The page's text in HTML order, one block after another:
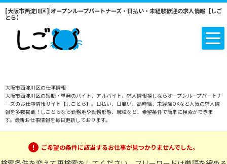
[大阪市西淀川区]|オープンループパートナーズ・日払い・未経験歓迎の求人情報【しご
とら】
大阪市西淀川区の仕事情報
大阪市西淀川区の短期・単発のバイト、アルバイト、求人情報探しならオープンループパートナ
ーズのお仕事情報サイト【しごとら】。日払い、日雇い、高時給、未経験OKなど人気の求人情
報を多数掲載！しごとらなら勤務地や勤務形態、職種など、希望条件で簡単に検索ができま
す。最新お仕事情報を毎日更新しております。
ご希望の条件に該当するお仕事が見つかりませんでした。